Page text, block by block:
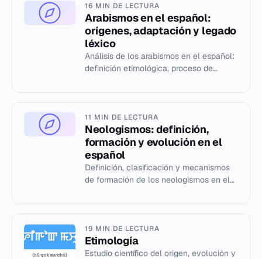
16 MIN DE LECTURA
Arabismos en el español:
orígenes, adaptación y legado
léxico
Análisis de los arabismos en el español:
definición etimológica, proceso de
11 MIN DE LECTURA
Neologismos: definición,
formación y evolución en el
español
Definición, clasificación y mecanismos
de formación de los neologismos en el
19 MIN DE LECTURA
Etimología
Estudio científico del origen, evolución y